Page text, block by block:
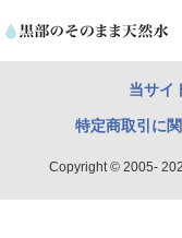
当サイ
特定商取引に
Copyright © 2005-